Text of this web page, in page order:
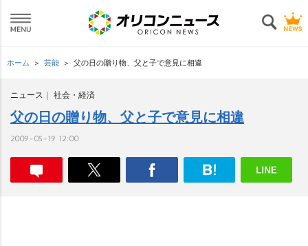
ホーム 芸能 父の日の贈り物、父と子で意見に相違
ニュース 社会・経済
父の日の贈り物、父と子で意見に相違
2009-05-19 12:00